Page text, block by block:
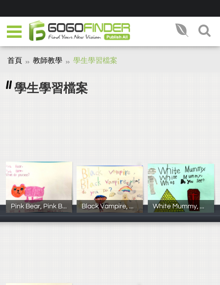
首頁 教師教學 學生學習檔案
學生學習檔案
Pink Bear, Pink Bear, What Do You See? Black Vampire, Black Vampire, What Do You See? White Mummy, White Mummy, What Do You See?